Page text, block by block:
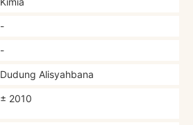
-
-
Dudung Alisyahbana
± 2010